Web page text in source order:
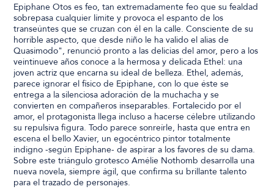
Epiphane Otos es feo, tan extremadamente feo que su fealdad
sobrepasa cualquier límite y provoca el espanto de los
transeúntes que se cruzan con él en la calle. Consciente de su
horrible aspecto, que desde niño le ha valido el alias de
Quasimodo", renunció pronto a las delicias del amor, pero a los
veintinueve años conoce a la hermosa y delicada Ethel: una
joven actriz que encarna su ideal de belleza. Ethel, además,
parece ignorar el físico de Epiphane, con lo que éste se
entrega a la silenciosa adoración de la muchacha y se
convierten en compañeros inseparables. Fortalecido por el
amor, el protagonista llega incluso a hacerse célebre utilizando
su repulsiva figura. Todo parece sonreírle, hasta que entra en
escena el bello Xavier, un egocéntrico pintor totalmente
indigno -según Epiphane- de aspirar a los favores de su dama.
Sobre este triángulo grotesco Amélie Nothomb desarrolla una
nueva novela, siempre ágil, que confirma su brillante talento
para el trazado de personajes.